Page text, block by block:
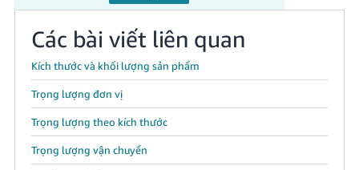
Các bài viết liên quan
Kích thước và khối lượng sản phẩm
Trọng lượng đơn vị
Trọng lượng theo kích thước
Trọng lượng vận chuyển